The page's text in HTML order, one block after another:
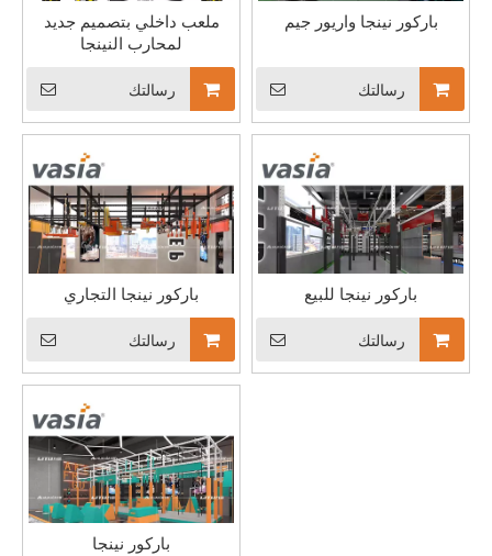
حديقة الترامبولين، والمعروفة أيضًا باسم حديقة القفز أو الحديقة
ملعب داخلي بتصميم جديد
لمحارب النينجا
رسالتك
باركور نينجا واريور جيم
رسالتك
باركور نينجا التجاري
رسالتك
باركور نينجا للبيع
رسالتك
باركور نينجا